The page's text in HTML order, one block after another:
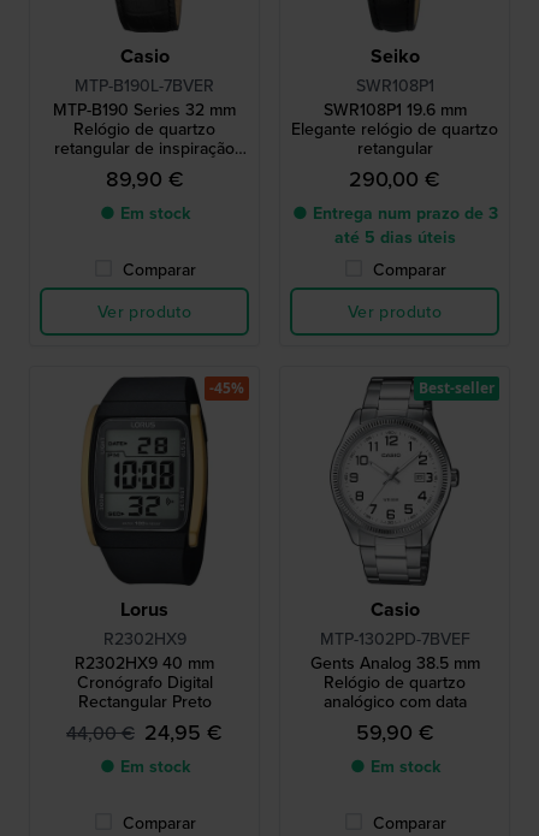
Casio
MTP-B190L-7BVER
MTP-B190 Series 32 mm
Relógio de quartzo
retangular de inspiração
vintage com índices
romanos
89,90 €
● Em stock
Comparar
Ver produto
Seiko
SWR108P1
SWR108P1 19.6 mm
Elegante relógio de quartzo
retangular
290,00 €
● Entrega num prazo de 3
até 5 dias úteis
Comparar
Ver produto
Lorus
R2302HX9
R2302HX9 40 mm
Cronógrafo Digital
Rectangular Preto
44,00 € 24,95 €
● Em stock
Comparar
-45%
Casio
MTP-1302PD-7BVEF
Gents Analog 38.5 mm
Relógio de quartzo
analógico com data
59,90 €
● Em stock
Comparar
Best-seller